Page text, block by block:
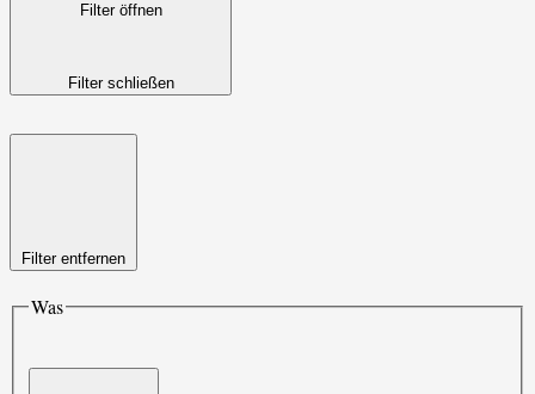
Filter öffnen
Filter schließen
Filter entfernen
Was